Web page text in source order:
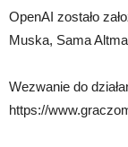
OpenAI zostało
Muska, Sama
Wezwanie do
https://